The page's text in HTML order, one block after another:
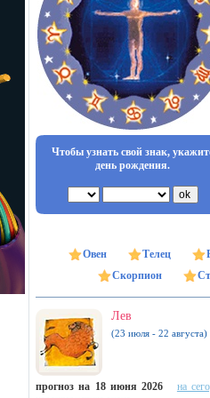
Чтобы узнать свой знак,
день рождения.
Овен Телец
Скорпион
Лев
(23 июля - 22 августа)
прогноз на 18 июня 2026
на